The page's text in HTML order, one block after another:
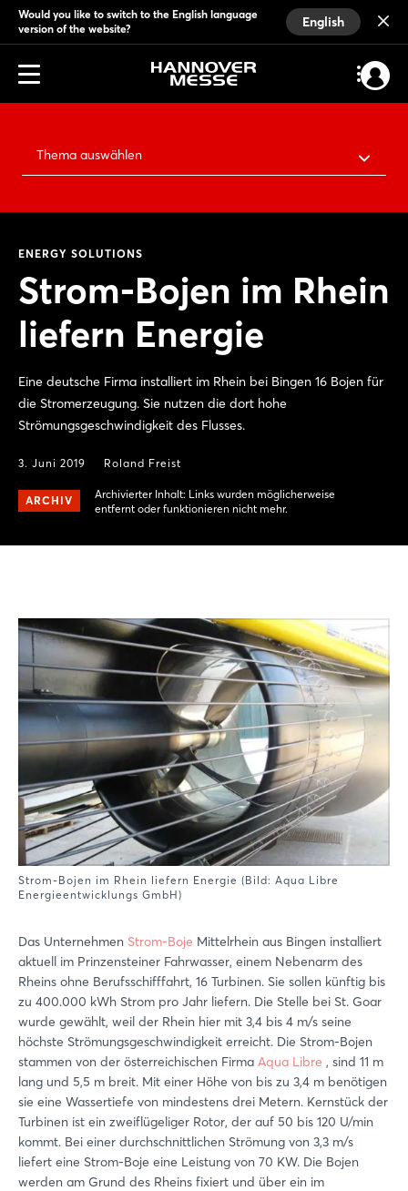
Would you like to switch to the English language
version of the website?
English
Thema auswählen
ENERGY SOLUTIONS
Strom-Bojen im Rhein
liefern Energie
Eine deutsche Firma installiert im Rhein bei Bingen 16 Bojen für
die Stromerzeugung. Sie nutzen die dort hohe
Strömungsgeschwindigkeit des Flusses.
3. Juni 2019 Roland Freist
ARCHIV
Archivierter Inhalt: Links wurden möglicherweise
entfernt oder funktionieren nicht mehr.
Strom-Bojen im Rhein liefern Energie (Bild: Aqua Libre
Energieentwicklungs GmbH)
Das Unternehmen Strom-Boje Mittelrhein aus Bingen installiert
aktuell im Prinzensteiner Fahrwasser, einem Nebenarm des
Rheins ohne Berufsschifffahrt, 16 Turbinen. Sie sollen künftig bis
zu 400.000 kWh Strom pro Jahr liefern. Die Stelle bei St. Goar
wurde gewählt, weil der Rhein hier mit 3,4 bis 4 m/s seine
höchste Strömungsgeschwindigkeit erreicht. Die Strom-Bojen
stammen von der österreichischen Firma Aqua Libre , sind 11 m
lang und 5,5 m breit. Mit einer Höhe von bis zu 3,4 m benötigen
sie eine Wassertiefe von mindestens drei Metern. Kernstück der
Turbinen ist ein zweiflügeliger Rotor, der auf 50 bis 120 U/min
kommt. Bei einer durchschnittlichen Strömung von 3,3 m/s
liefert eine Strom-Boje eine Leistung von 70 KW. Die Bojen
werden am Grund des Rheins fixiert und über ein im